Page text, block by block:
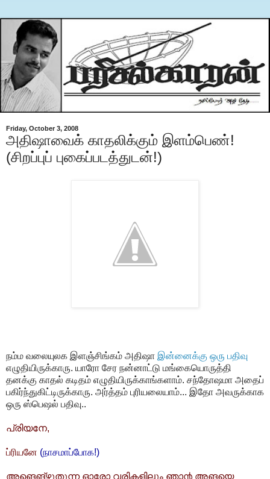
Friday, October 3, 2008
அதிஷாவைக் காதலிக்கும் இளம்பெண்!
(சிறப்புப் புகைப்படத்துடன்!)
நம்ம வலையுலக இளஞ்சிங்கம் அதிஷா இன்னைக்கு ஒரு பதிவு
எழுதியிருக்காரு. யாரோ சேர நன்னாட்டு மங்கையொருத்தி
தனக்கு காதல் கடிதம் எழுதியிருக்காங்களாம். சந்தோஷமா அதைப்
பகிர்ந்துகிட்டிருக்காரு. அர்த்தம் புரியலையாம்... இதோ அவருக்காக
ஒரு ஸ்பெஷல் பதிவு..
പ്രിയനേ,
ப்ரியனே (நாசமாப்போக!)
അങെങ്‌ഴുതുന്ന ഓരോ വരികളിലും ഞാ൯ അങയെ